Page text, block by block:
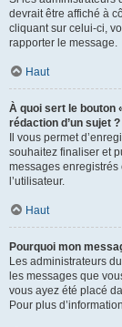
devrait être affiché à
cliquant sur celui-ci,
rapporter le message.
Haut
À quoi sert le bouton
rédaction d’un sujet ?
Il vous permet
souhaitez finaliser et
messages
l’utilisateur.
Haut
Pourquoi mon
Les administrateurs
les messages que
vous ayez été placé
Pour plus